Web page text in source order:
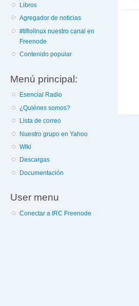
Libros
Agregador de noticias
#tiflolinux nuestro canal en
Freenode
Contenido popular
Menú principal:
Esencial Radio
¿Quiénes somos?
Lista de correo
Nuestro grupo en Yahoo
Wiki
Descargas
Documentación
User menu
Conectar a IRC Freenode